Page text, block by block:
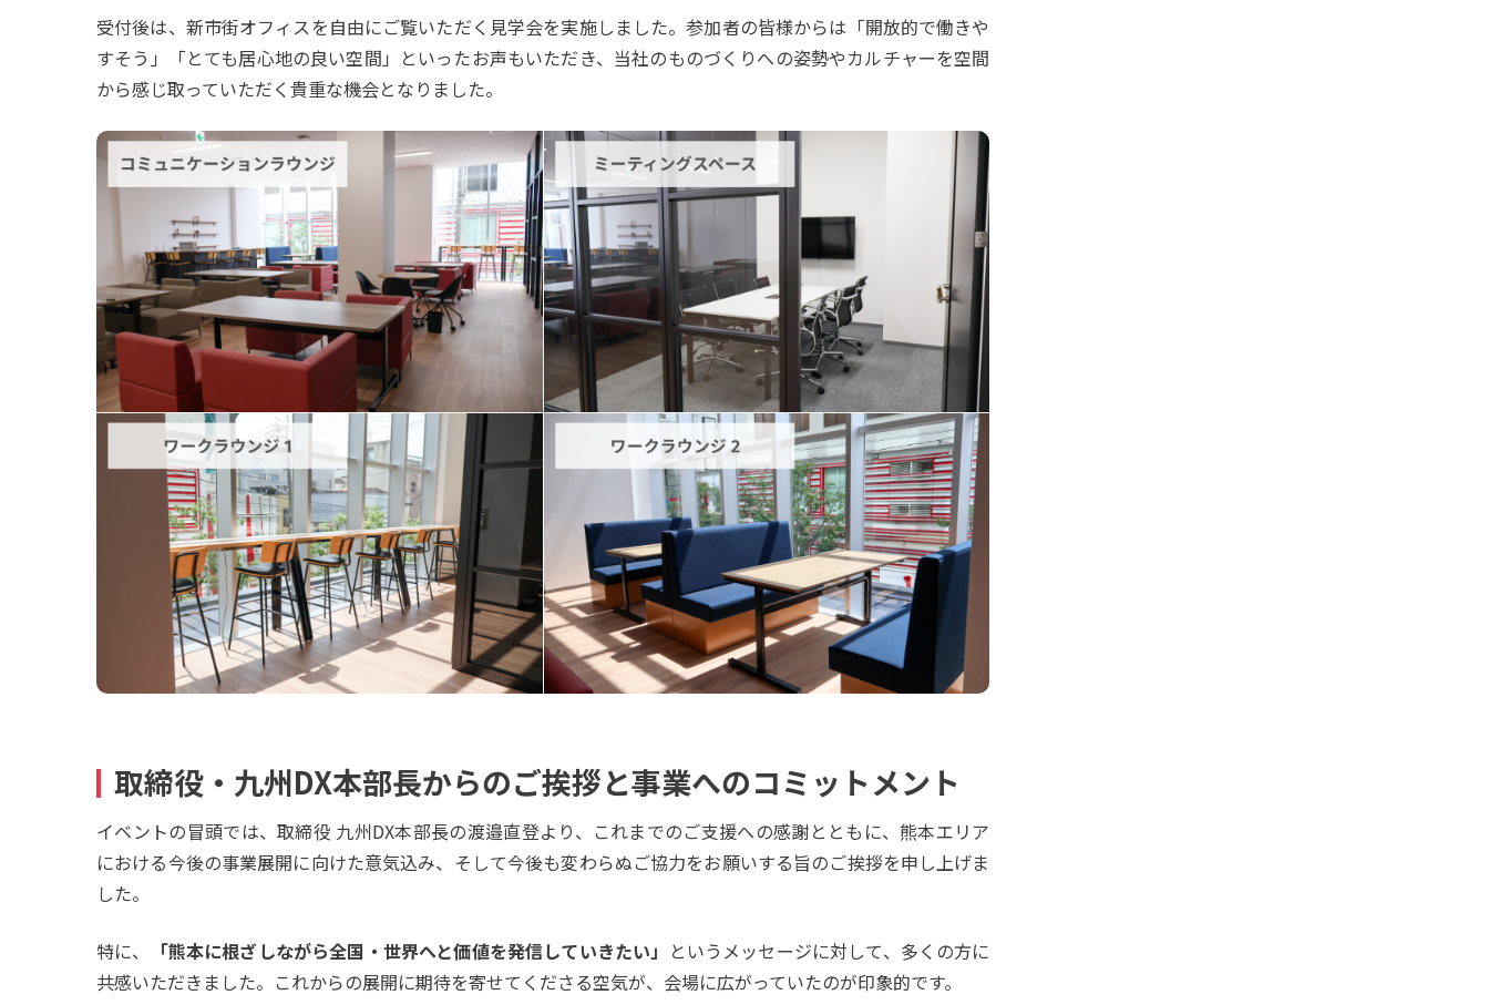
受付後は、新市街オフィスを自由にご覧いただく見学会を実施しました。参加者の皆様からは「開放的で働きや
すそう」「とても居心地の良い空間」といったお声もいただき、当社のものづくりへの姿勢やカルチャーを空間
から感じ取っていただく貴重な機会となりました。
取締役・九州DX本部長からのご挨拶と事業へのコミットメント
イベントの冒頭では、取締役 九州DX本部長の渡邉直登より、これまでのご支援への感謝とともに、熊本エリア
における今後の事業展開に向けた意気込み、そして今後も変わらぬご協力をお願いする旨のご挨拶を申し上げま
した。
特に、 「熊本に根ざしながら全国・世界へと価値を発信していきたい」 というメッセージに対して、多くの方に
共感いただきました。これからの展開に期待を寄せてくださる空気が、会場に広がっていたのが印象的です。